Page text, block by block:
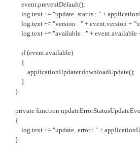
event.preventDefault();
log.text += "update_status : " +
log.text += "version : " + event.version +
log.text += "available : " + event.available
if (event.available)
{
applicationUpdater.downloadUpdate();
}
}
private function
{
log.text += "update_error : " +
}